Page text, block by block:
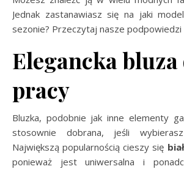
Jednak zastanawiasz się na jaki
sezonie? Przeczytaj nasze podpowiedzi
Elegancka bluza
pracy
Bluzka, podobnie jak inne elementy
stosownie dobrana, jeśli
Największą popularnością cieszy się
ponieważ jest uniwersalna i